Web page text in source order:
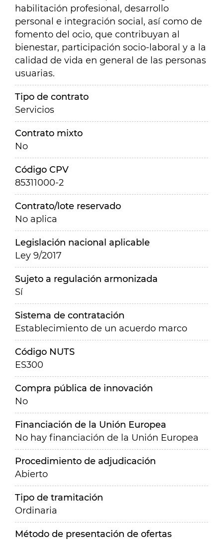
habilitación profesional, desarrollo
personal e integración social, así como de
fomento del ocio, que contribuyan al
bienestar, participación socio-laboral y a la
calidad de vida en general de las personas
usuarias.
Tipo de contrato
Servicios
Contrato mixto
No
Código CPV
85311000-2
Contrato/lote reservado
No aplica
Legislación nacional aplicable
Ley 9/2017
Sujeto a regulación armonizada
Sí
Sistema de contratación
Establecimiento de un acuerdo marco
Código NUTS
ES300
Compra pública de innovación
No
Financiación de la Unión Europea
No hay financiación de la Unión Europea
Procedimiento de adjudicación
Abierto
Tipo de tramitación
Ordinaria
Método de presentación de ofertas